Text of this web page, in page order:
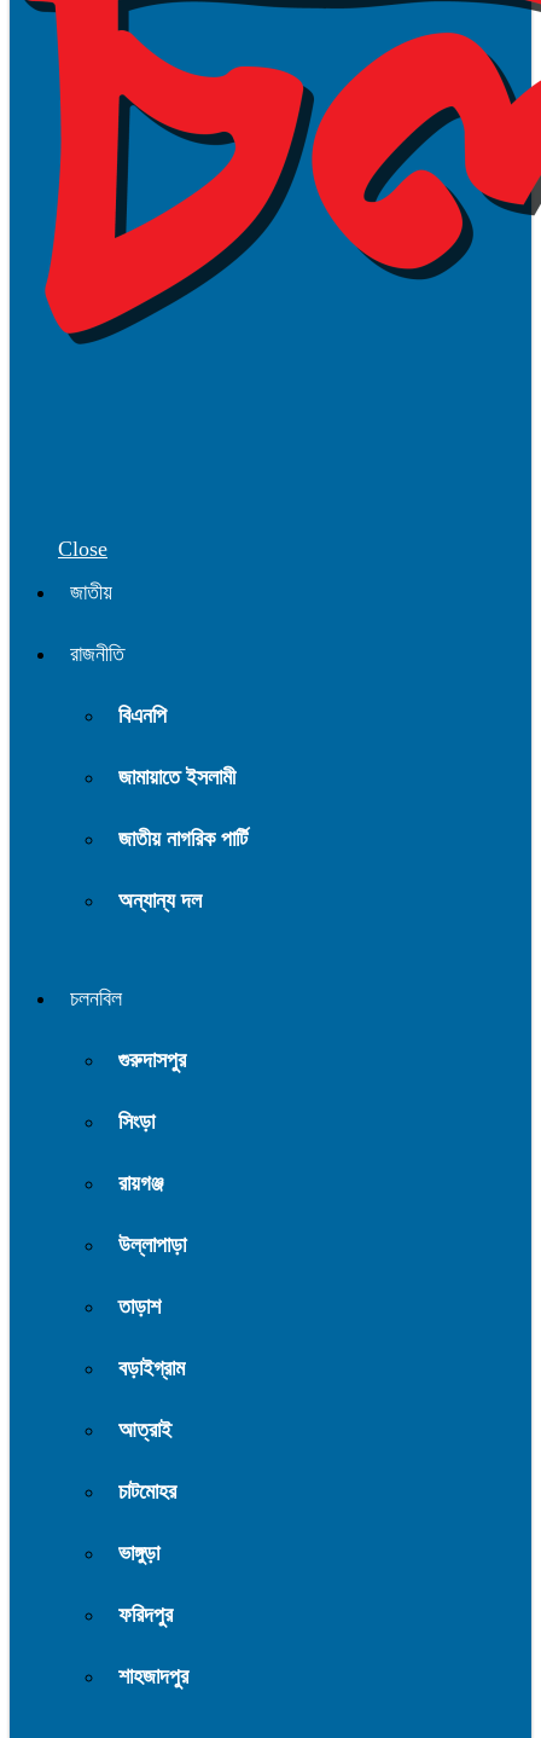
Close
জাতীয়
রাজনীতি
বিএনপি
জামায়াতে ইসলামী
জাতীয় নাগরিক পার্টি
অন্যান্য দল
চলনবিল
গুরুদাসপুর
সিংড়া
রায়গঞ্জ
উল্লাপাড়া
তাড়াশ
বড়াইগ্রাম
আত্রাই
চাটমোহর
ভাঙ্গুড়া
ফরিদপুর
শাহজাদপুর